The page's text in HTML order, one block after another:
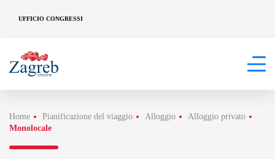
UFFICIO CONGRESSI
Home Pianificazione del viaggio Alloggio
Alloggio privato
Monolocale